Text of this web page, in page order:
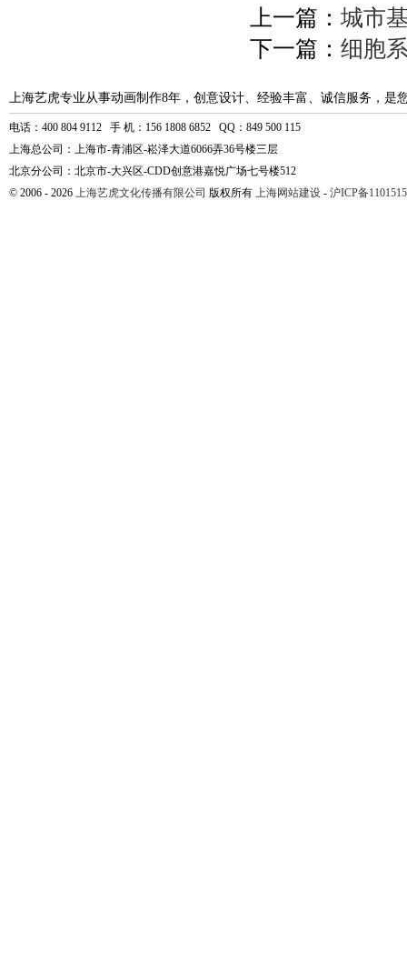
上一篇： 城市
下一篇： 细胞
上海艺虎专业从事动画制作8年，创意设计、经验丰富、诚信服务，是
电话：400 804 9112 手 机：156 1808 6852 QQ：849 500 115
上海总公司：上海市-青浦区-崧泽大道6066弄36号楼三层
北京分公司：北京市-大兴区-CDD创意港嘉悦广场七号楼512
© 2006 - 2026 上海艺虎文化传播有限公司 版权所有 上海网站建设 - 沪ICP备